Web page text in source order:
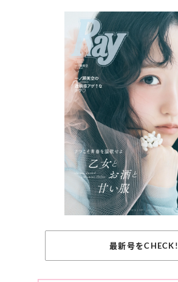
最新号をCHECK!